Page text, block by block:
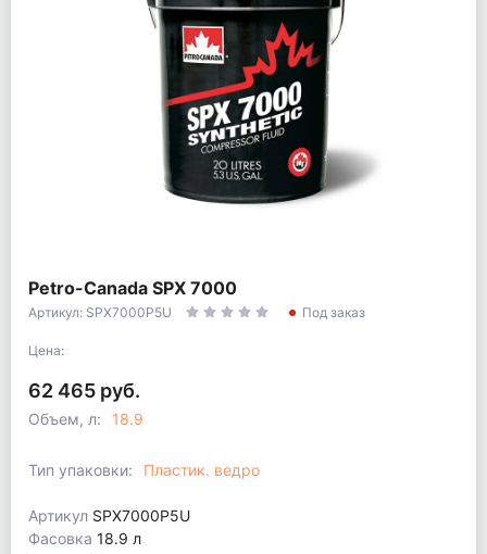
Petro-Canada SPX 7000
Артикул: SPX7000P5U Под заказ
Цена:
62 465 руб.
Объем, л: 18.9
Тип упаковки: Пластик. ведро
Артикул SPX7000P5U
Фасовка 18.9 л